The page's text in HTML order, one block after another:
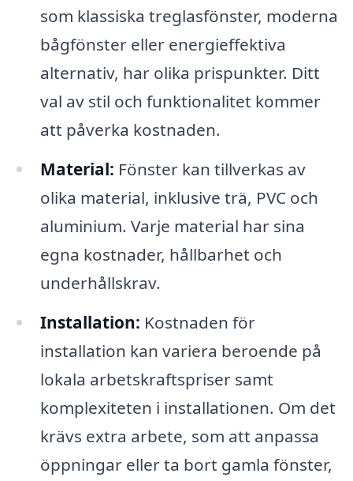
som klassiska treglasfönster, moderna
bågfönster eller energieffektiva
alternativ, har olika prispunkter. Ditt
val av stil och funktionalitet kommer
att påverka kostnaden.
Material: Fönster kan tillverkas av
olika material, inklusive trä, PVC och
aluminium. Varje material har sina
egna kostnader, hållbarhet och
underhållskrav.
Installation: Kostnaden för
installation kan variera beroende på
lokala arbetskraftspriser samt
komplexiteten i installationen. Om det
krävs extra arbete, som att anpassa
öppningar eller ta bort gamla fönster,